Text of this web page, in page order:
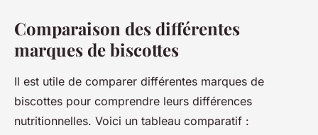
Comparaison des différentes
marques de biscottes
Il est utile de comparer différentes marques de
biscottes pour comprendre leurs différences
nutritionnelles. Voici un tableau comparatif :